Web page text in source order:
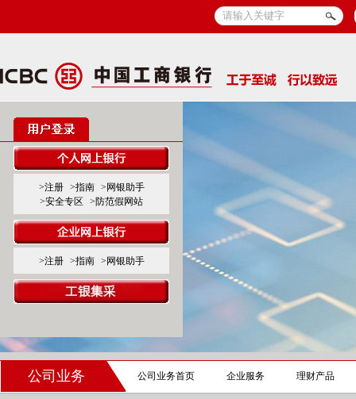
>注册 >指南
>网银助手
>安全专区
>防范假网站
>注册 >指南 >网银助手
公司业务 公司业务首页 企业服务 理财产品